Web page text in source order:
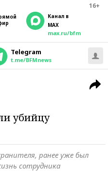
16+
Канал в
MAX
max.ru/bfm
Telegram
t.me/BFMnews
убийцу
ранее уже был
сотрудника